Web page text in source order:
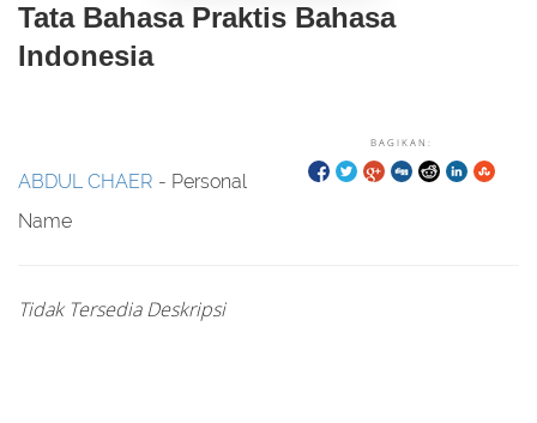
Tata Bahasa Praktis Bahasa
Indonesia
BAGIKAN:
ABDUL CHAER - Personal
Name
Tidak Tersedia Deskripsi